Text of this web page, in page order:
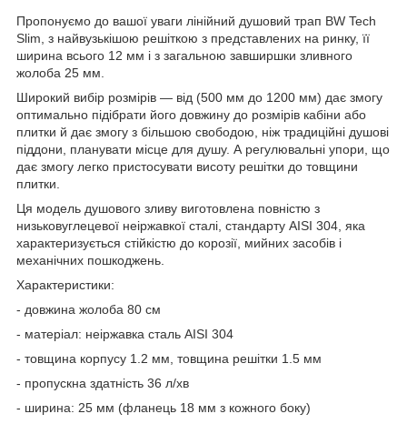
Пропонуємо до вашої уваги лінійний душовий трап BW Tech
Slim, з найвузькішою решіткою з представлених на ринку, її
ширина всього 12 мм і з загальною завширшки зливного
жолоба 25 мм.
Широкий вибір розмірів — від (500 мм до 1200 мм) дає змогу
оптимально підібрати його довжину до розмірів кабіни або
плитки й дає змогу з більшою свободою, ніж традиційні душові
піддони, планувати місце для душу. А регулювальні упори, що
дає змогу легко пристосувати висоту решітки до товщини
плитки.
Ця модель душового зливу виготовлена повністю з
низьковуглецевої неіржавкої сталі, стандарту AISI 304, яка
характеризується стійкістю до корозії, мийних засобів і
механічних пошкоджень.
Характеристики:
- довжина жолоба 80 см
- матеріал: неіржавка сталь AISI 304
- товщина корпусу 1.2 мм, товщина решітки 1.5 мм
- пропускна здатність 36 л/хв
- ширина: 25 мм (фланець 18 мм з кожного боку)